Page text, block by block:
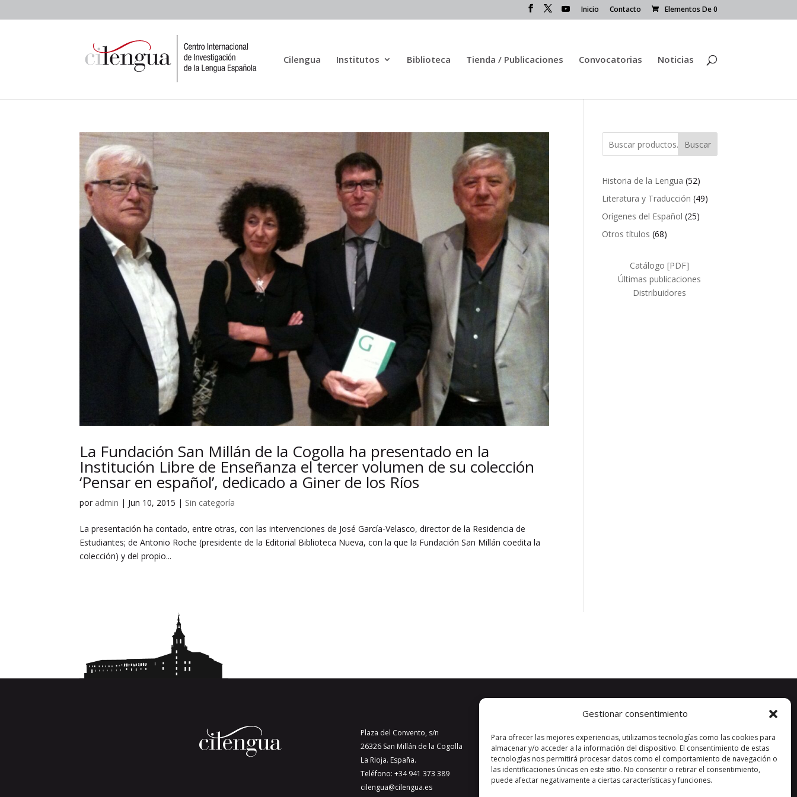
Gestionar consentimiento
Para ofrecer las mejores experiencias, utilizamos tecnologías como las cookies para
almacenar y/o acceder a la información del dispositivo. El consentimiento de estas
tecnologías nos permitirá procesar datos como el comportamiento de navegación o
las identificaciones únicas en este sitio. No consentir o retirar el consentimiento,
puede afectar negativamente a ciertas características y funciones.
Inicio Contacto Elementos De 0
Cilengua Institutos Biblioteca Tienda / Publicaciones Convocatorias Noticias
La Fundación San Millán de la Cogolla ha presentado en la
Institución Libre de Enseñanza el tercer volumen de su colección
‘Pensar en español’, dedicado a Giner de los Ríos
por admin | Jun 10, 2015 | Sin categoría
La presentación ha contado, entre otras, con las intervenciones de José García-Velasco, director de la Residencia de
Estudiantes; de Antonio Roche (presidente de la Editorial Biblioteca Nueva, con la que la Fundación San Millán coedita la
colección) y del propio...
Buscar
Historia de la Lengua 5252
productos
Literatura y Traducción 4949
Orígenes del Español 2525
Otros títulos 6868
Catálogo [PDF]
Últimas publicaciones
Distribuidores
Plaza del Convento, s/n
26326 San Millán de la Cogolla
La Rioja. España.
Teléfono: +34 941 373 389
cilengua@cilengua.es